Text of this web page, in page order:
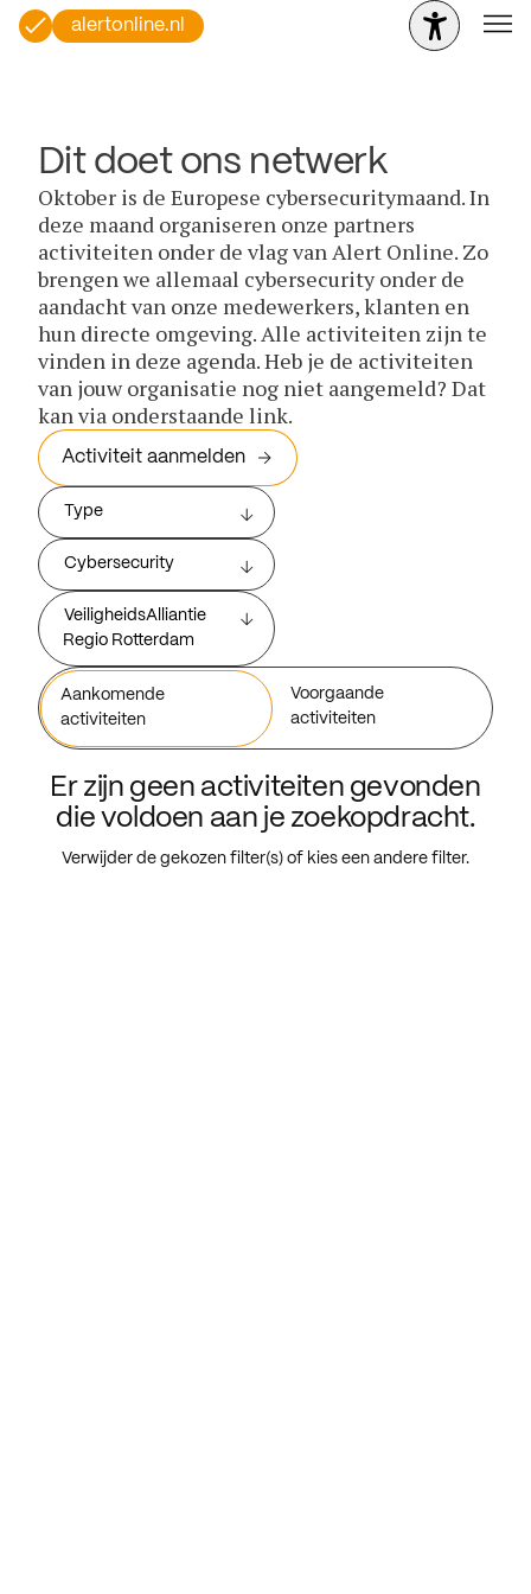
alertonline.nl
Dit doet ons netwerk
Oktober is de Europese cybersecuritymaand. In
deze maand organiseren onze partners
activiteiten onder de vlag van Alert Online. Zo
brengen we allemaal cybersecurity onder de
aandacht van onze medewerkers, klanten en
hun directe omgeving. Alle activiteiten zijn te
vinden in deze agenda. Heb je de activiteiten
van jouw organisatie nog niet aangemeld? Dat
kan via onderstaande link.
Activiteit aanmelden
Type
Cybersecurity
VeiligheidsAlliantie
Regio Rotterdam
Aankomende
activiteiten
Voorgaande
activiteiten
Er zijn geen activiteiten gevonden
die voldoen aan je zoekopdracht.
Verwijder de gekozen filter(s) of kies een andere filter.